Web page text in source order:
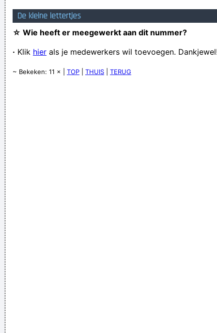
De kleine lettertjes
☆ Wie heeft er meegewerkt aan dit nummer?
· Klik hier als je medewerkers wil toevoegen.
~ Bekeken: 11 × | TOP THUIS TERUG